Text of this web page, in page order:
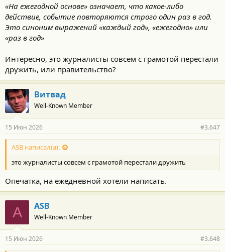
«На ежегодной основе» означает, что какое-либо
действие, событие повторяются строго один раз в год.
Это синоним выражений «каждый год», «ежегодно» или
«раз в год»
Интересно, это журналисты совсем с грамотой перестали
дружить, или правительство?
Витвад
Well-Known Member
15 Июн 2026 #3.647
ASB написал(а):
это журналисты совсем с грамотой перестали дружить
Опечатка, на ежедневной хотели написать.
A ASB
Well-Known Member
15 Июн 2026 #3.648